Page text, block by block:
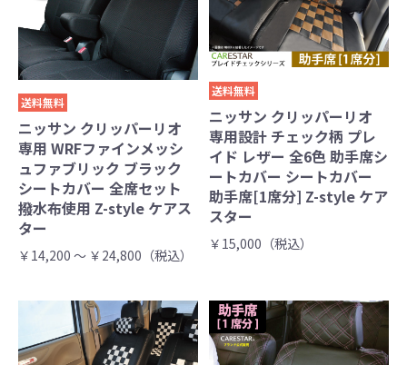
送料無料
ニッサン クリッパーリオ
専用 WRFファインメッシ
ュファブリック ブラック
シートカバー 全席セット
撥水布使用 Z-style ケアス
ター
￥14,200 ～ ￥24,800（税込）
送料無料
ニッサン クリッパーリオ
専用設計 チェック柄 プレ
イド レザー 全6色 助手席シ
ートカバー シートカバー
助手席[1席分] Z-style ケア
スター
￥15,000（税込）